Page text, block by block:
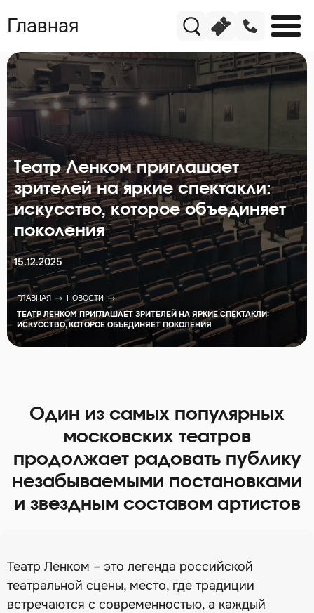
Главная
Театр Ленком приглашает
зрителей на яркие спектакли:
искусство, которое объединяет
поколения
15.12.2025
ГЛАВНАЯ
НОВОСТИ
ТЕАТР ЛЕНКОМ ПРИГЛАШАЕТ ЗРИТЕЛЕЙ НА ЯРКИЕ СПЕКТАКЛИ:
ИСКУССТВО, КОТОРОЕ ОБЪЕДИНЯЕТ ПОКОЛЕНИЯ
Один из самых популярных
московских театров
продолжает радовать публику
незабываемыми постановками
и звездным составом артистов
Театр Ленком – это легенда российской
театральной сцены, место, где традиции
встречаются с современностью, а каждый